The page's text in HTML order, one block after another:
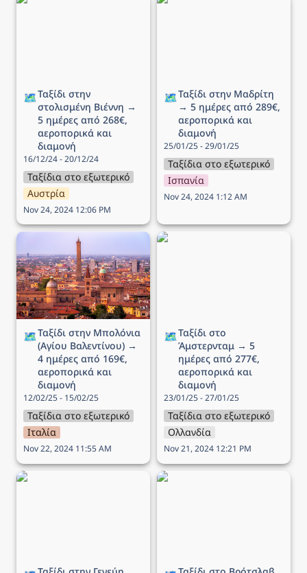
🗺️Ταξίδι στην
στολισμένη Βιέννη →
5 ημέρες από 268€,
αεροπορικά και
διαμονή
16/12/24 - 20/12/24
Ταξίδια στο εξωτερικό
Αυστρία
Nov 24, 2024 12:06 PM
🗺️Ταξίδι στην Μαδρίτη
→ 5 ημέρες από 289€,
αεροπορικά και
διαμονή
25/01/25 - 29/01/25
Ταξίδια στο εξωτερικό
Ισπανία
Nov 24, 2024 1:12 AM
Ταξίδι στην Μπολόνια
(Αγίου Βαλεντίνου) → 4
ημέρες από 169€,
αεροπορικά και διαμονή
🗺️Ταξίδι στην Μπολόνια
(Αγίου Βαλεντίνου) →
4 ημέρες από 169€,
αεροπορικά και
διαμονή
12/02/25 - 15/02/25
Ταξίδια στο εξωτερικό
Ιταλία
Nov 22, 2024 11:55 AM
Ταξίδι στο Άμστερνταμ →
🗺️Ταξίδι στο
Άμστερνταμ → 5
ημέρες από 277€,
αεροπορικά και
διαμονή
23/01/25 - 27/01/25
Ταξίδια στο εξωτερικό
Ολλανδία
Nov 21, 2024 12:21 PM
Ταξίδι στην Γενεύη (25η
Ταξίδι στο Βρότσλαβ